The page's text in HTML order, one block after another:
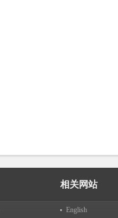
相关网站
English